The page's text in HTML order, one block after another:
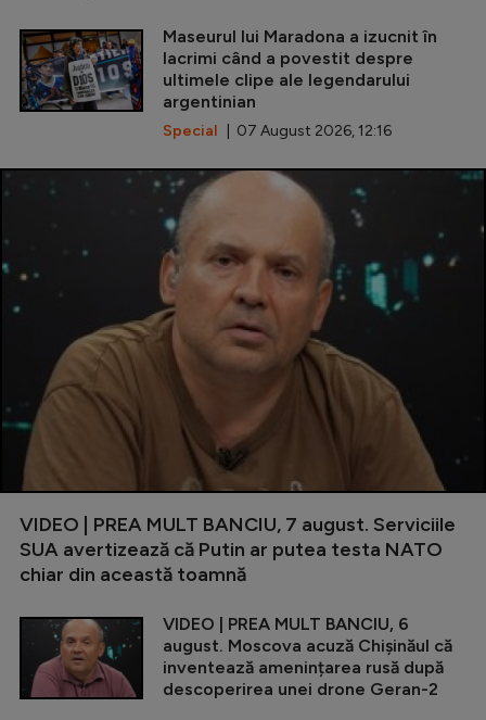
Maseurul lui Maradona a izucnit în
lacrimi când a povestit despre
ultimele clipe ale legendarului
argentinian
Special | 07 August 2026, 12:16
VIDEO | PREA MULT BANCIU, 7 august. Serviciile
SUA avertizează că Putin ar putea testa NATO
chiar din această toamnă
VIDEO | PREA MULT BANCIU, 6
august. Moscova acuză Chișinăul că
inventează amenințarea rusă după
descoperirea unei drone Geran-2